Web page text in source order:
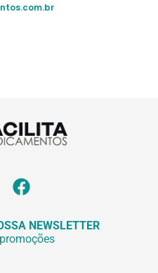
NEWSLETTER